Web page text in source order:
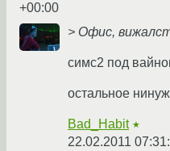
+00:00
> Офис,
симс2 под
остальное
Bad_Habit ★
22.02.2011